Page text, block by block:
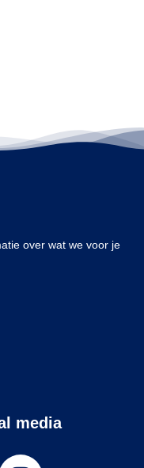
over wat we voor je
media